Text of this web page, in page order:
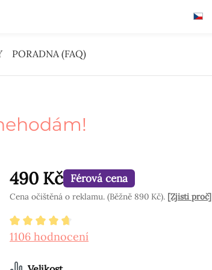
PORADNA (FAQ)
490 Kč Férová cena
Cena očištěná o reklamu. (Běžně 890 Kč). [Zjisti proč]
Průměrné hodnocení 4.8 z 5 hvězd
1106 hodnocení
Vyberte